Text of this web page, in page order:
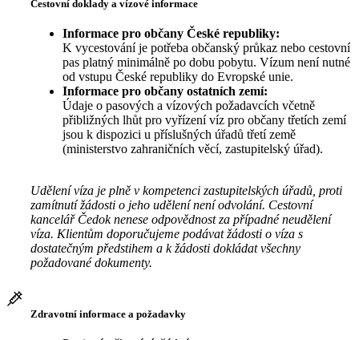
Cestovní doklady a vízové informace
Informace pro občany České republiky:
K vycestování je potřeba občanský průkaz nebo cestovní
pas platný minimálně po dobu pobytu. Vízum není nutné
od vstupu České republiky do Evropské unie.
Informace pro občany ostatních zemí:
Údaje o pasových a vízových požadavcích včetně
přibližných lhůt pro vyřízení víz pro občany třetích zemí
jsou k dispozici u příslušných úřadů třetí země
(ministerstvo zahraničních věcí, zastupitelský úřad).
Udělení víza je plně v kompetenci zastupitelských úřadů, proti
zamítnutí žádosti o jeho udělení není odvolání. Cestovní
kancelář Čedok nenese odpovědnost za případné neudělení
víza. Klientům doporučujeme podávat žádosti o víza s
dostatečným předstihem a k žádosti dokládat všechny
požadované dokumenty.
Zdravotní informace a požadavky